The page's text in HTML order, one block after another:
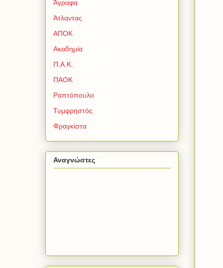
Άγραφα
Άτλαντας
ΑΠΟΚ
Ακαδημία
Π.Α.Κ.
ΠΑΟΚ
Ραπτόπουλο
Τυμφρηστός
Φραγκίστα
Αναγνώστες